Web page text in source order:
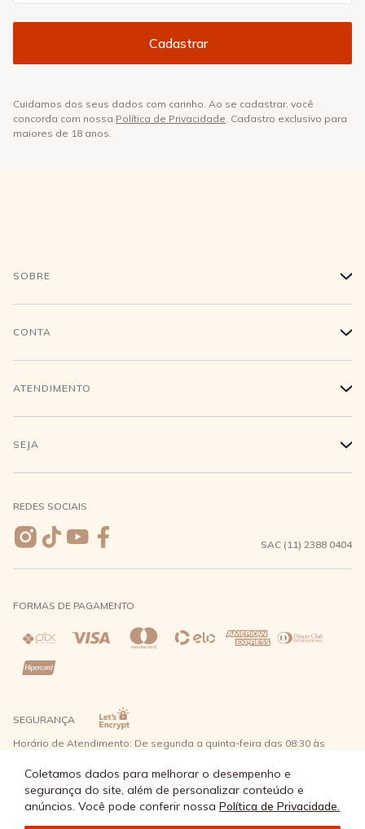
Coletamos dados para melhorar o desempenho e
segurança do site, além de personalizar conteúdo e
anúncios. Você pode conferir nossa Política de Privacidade.
Cuidamos dos seus dados com carinho. Ao se cadastrar, você
concorda com nossa Política de Privacidade. Cadastro exclusivo para
maiores de 18 anos.
SOBRE +
História
Conecte-se
CONTA +
Login
Meus pedidos
Wishlist
ATENDIMENTO +
Compra Segura
Entrega e Frete
Trocas e Devoluções
Direito de Arrependimento
Política de Privacidade
SEJA +
REDES SOCIAIS
SAC (11) 2388 0404
FORMAS DE PAGAMENTO
SEGURANÇA
Horário de Atendimento: De segunda a quinta-feira das 08:30 às
nível 2 - Bairro Capuava Mauá - São Paulo, CEP: 09380-115 - Água
Doce Comércio de Roupas e Acessórios Ltda - CNPJ: 57.484.768/0064-
© Água Doce 2026 - Todos os direitos reservados